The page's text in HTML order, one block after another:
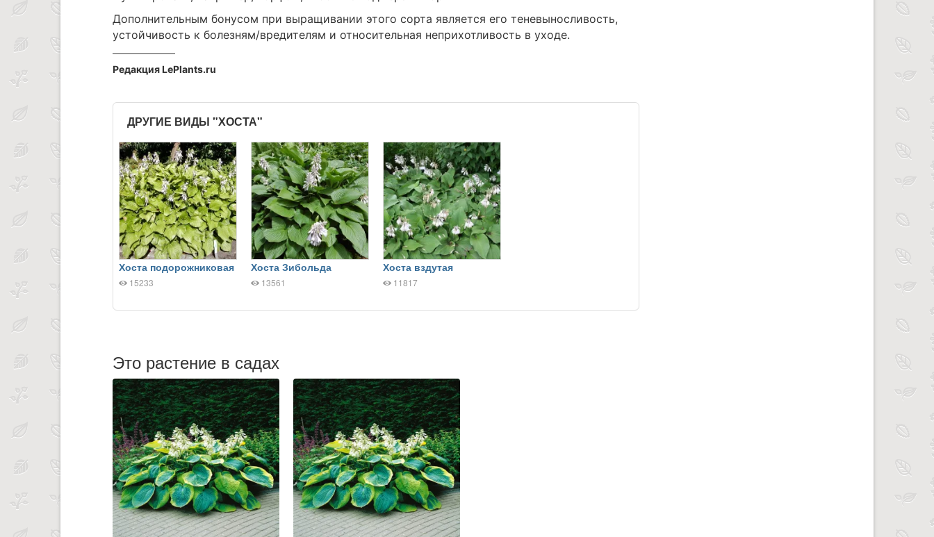
Дополнительным бонусом при выращивании этого сорта является его теневыносливость,
устойчивость к болезням/вредителям и относительная неприхотливость в уходе.
Редакция LePlants.ru
ДРУГИЕ ВИДЫ "ХОСТА"
Хоста подорожниковая
15233
Хоста Зибольда
13561
Хоста вздутая
11817
Это растение в садах